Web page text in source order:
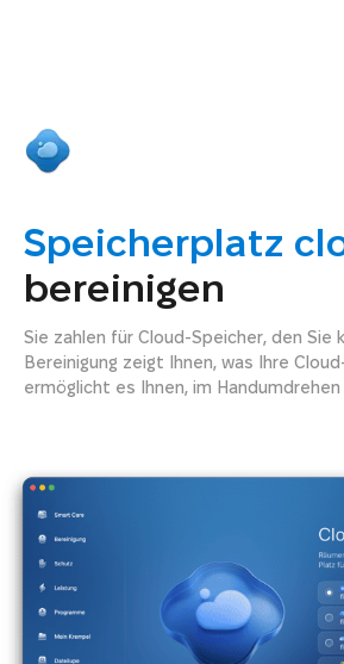
Speicherplatz
bereinigen
Sie zahlen für Cloud-Speicher, den Sie
Bereinigung zeigt Ihnen, was Ihre
ermöglicht es Ihnen, im